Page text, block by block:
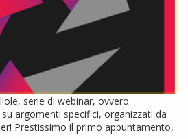
serie di webinar, ovvero
argomenti specifici, organizzati da
Prestissimo il primo appuntamento,